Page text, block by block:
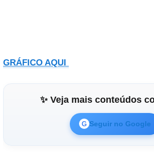
GRÁFICO AQUI
✨ Veja mais conteúdos
G Seguir no Google